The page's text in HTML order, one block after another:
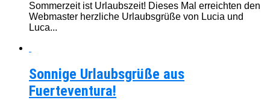
Sommerzeit ist Urlaubszeit! Dieses Mal erreichten den
Webmaster herzliche Urlaubsgrüße von Lucia und
Luca...
Sonnige Urlaubsgrüße aus
Fuerteventura!